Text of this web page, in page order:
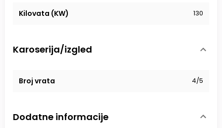
Kilovata (KW) 130
Karoserija/izgled
Broj vrata 4/5
Dodatne informacije